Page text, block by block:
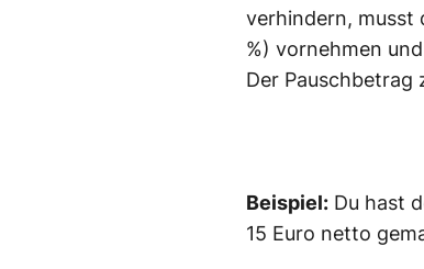
verhindern, musst
%) vornehmen
Der Pauschbetrag
Beispiel: Du hast
15 Euro netto